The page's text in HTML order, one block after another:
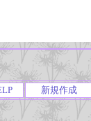
新規作成